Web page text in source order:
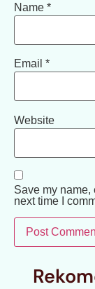
Name *
Email *
Website
Save my
next time I